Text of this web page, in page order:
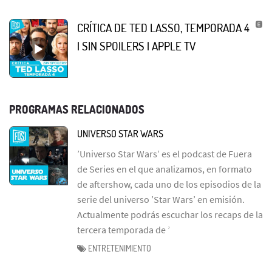
CRÍTICA DE TED LASSO, TEMPORADA 4
| SIN SPOILERS | APPLE TV
PROGRAMAS RELACIONADOS
UNIVERSO STAR WARS
’Universo Star Wars’ es el podcast de Fuera
de Series en el que analizamos, en formato
de aftershow, cada uno de los episodios de la
serie del universo ’Star Wars’ en emisión.
Actualmente podrás escuchar los recaps de la
tercera temporada de ’
ENTRETENIMIENTO